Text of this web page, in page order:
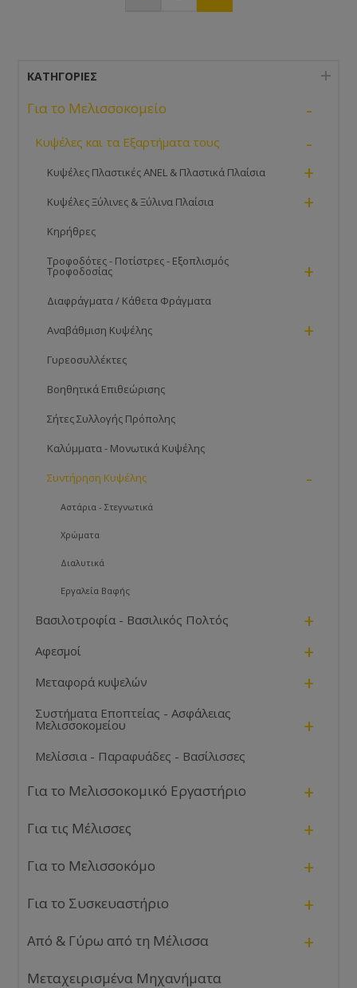
ΚΑΤΗΓΟΡΊΕΣ
Για το Μελισσοκομείο -
Κυψέλες και τα Εξαρτήματα τους -
Κυψέλες Πλαστικές ANEL & Πλαστικά Πλαίσια +
Κυψέλες Ξύλινες & Ξύλινα Πλαίσια +
Κηρήθρες
Τροφοδότες - Ποτίστρες - Εξοπλισμός
Τροφοδοσίας +
Διαφράγματα / Κάθετα Φράγματα
Αναβάθμιση Κυψέλης +
Γυρεοσυλλέκτες
Βοηθητικά Επιθεώρισης
Σήτες Συλλογής Πρόπολης
Καλύμματα - Μονωτικά Κυψέλης
Συντήρηση Κυψέλης -
Αστάρια - Στεγνωτικά
Χρώματα
Διαλυτικά
Εργαλεία Βαφής
Βασιλοτροφία - Βασιλικός Πολτός +
Αφεσμοί +
Μεταφορά κυψελών +
Συστήματα Εποπτείας - Ασφάλειας
Μελισσοκομείου +
Μελίσσια - Παραφυάδες - Βασίλισσες
Για το Μελισσοκομικό Εργαστήριο +
Για τις Μέλισσες +
Για το Μελισσοκόμο +
Για το Συσκευαστήριο +
Από & Γύρω από τη Μέλισσα +
Μεταχειρισμένα Μηχανήματα